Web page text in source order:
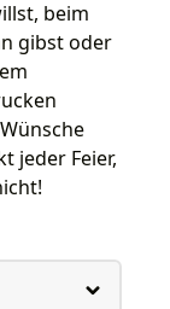
beim
gibst oder
jeder Feier,